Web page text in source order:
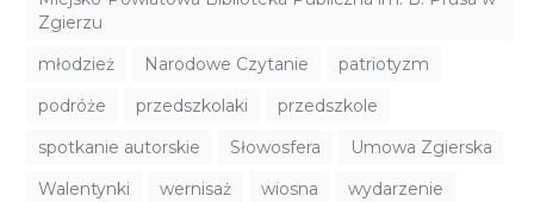
Zgierzu
młodzież
Narodowe Czytanie
patriotyzm
podróże
przedszkolaki
przedszkole
spotkanie autorskie
Słowosfera
Umowa Zgierska
Walentynki
wernisaż wiosna
wydarzenie